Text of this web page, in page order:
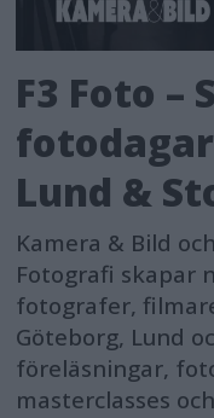
F3 Foto –
Lund &
Kamera & Bild
Fotografi skapar
fotografer,
Göteborg, Lund
föreläsningar,
masterclasses